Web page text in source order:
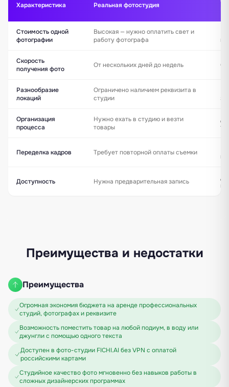
Характеристика Реальная фотостудия
Стоимость одной
фотографии
Высокая — нужно оплатить свет и
работу фотографа
Скорость
получения фото
От нескольких дней до недель
Разнообразие
локаций
Ограничено наличием реквизита в
студии
Организация
процесса
Нужно ехать в студию и везти
товары
Переделка кадров Требует повторной оплаты съемки
Доступность Нужна предварительная запись
Да
Преимущества и недостатки
Преимущества
Огромная экономия бюджета на аренде профессиональных
студий, фотографах и реквизите
Возможность поместить товар на любой подиум, в воду или
джунгли с помощью одного текста
Доступен в фото-студии FICHI.AI без VPN с оплатой
российскими картами
Студийное качество фото мгновенно без навыков работы в
сложных дизайнерских программах